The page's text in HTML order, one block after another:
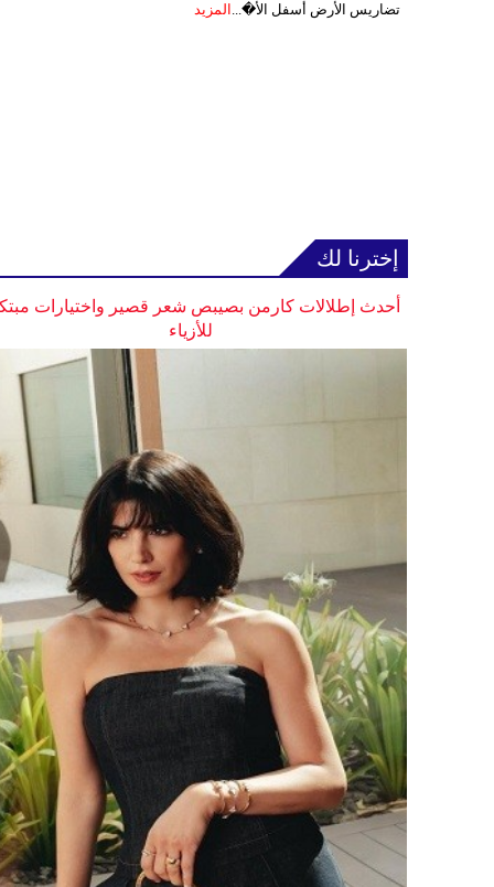
تضاريس الأرض أسفل الأ�... المزيد
إخترنا لك
أحدث إطلالات كارمن بصيبص شعر قصير واختيارات
للأزياء